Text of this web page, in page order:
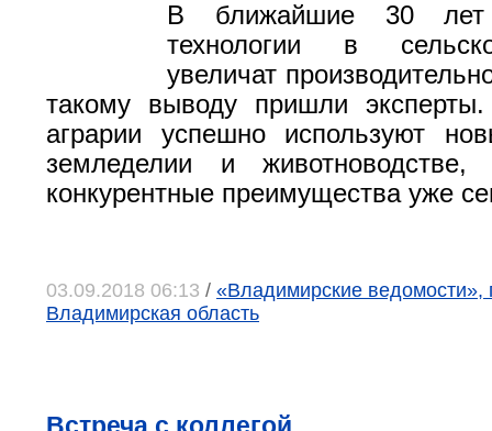
В ближайшие 30 лет
технологии в
увеличат
такому выводу пришли
аграрии успешно используют
земледелии и
конкурентные преимущества уже
03.09.2018 06:13 / «Владимирские ведомости»,
Владимирская область